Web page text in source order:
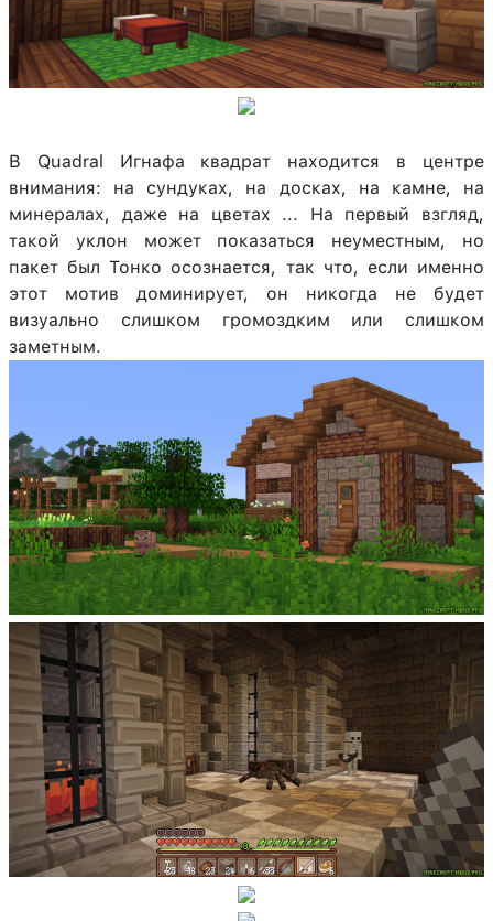
В Quadral Игнафа квадрат находится в центре
внимания: на сундуках, на досках, на камне, на
минералах, даже на цветах ... На первый взгляд,
такой уклон может показаться неуместным, но
пакет был Тонко осознается, так что, если именно
этот мотив доминирует, он никогда не будет
визуально слишком громоздким или слишком
заметным.